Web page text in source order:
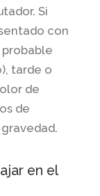
Si
con
tarde o
de
de
en el